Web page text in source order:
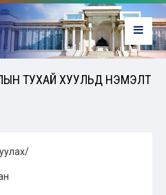
ТУХАЙ ХУУЛЬД НЭМЭЛТ